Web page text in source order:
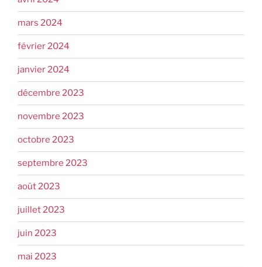
mars 2024
février 2024
janvier 2024
décembre 2023
novembre 2023
octobre 2023
septembre 2023
août 2023
juillet 2023
juin 2023
mai 2023